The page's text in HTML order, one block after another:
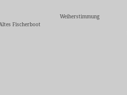
Fischerboot
Weiherstimmung